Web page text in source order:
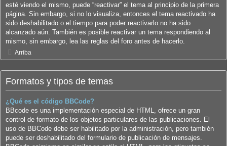
esté viendo el mismo, puede “reactivar” el tema al principio de la primera
página. Sin embargo, si no lo visualiza, entonces el tema reactivado ha
sido deshabilitado o el tiempo para poder reactivarlo no ha sido
alcanzado aún. También es posible reactivar un tema respondiendo al
mismo, sin embargo, lea las reglas del foro antes de hacerlo.
Arriba
Formatos y tipos de temas
¿Qué es el código BBCode?
BBcode es una implementación especial de HTML, ofrece un gran
control de formato de los objetos particulares de las publicaciones. El
uso de BBCode debe ser habilitado por la administración, pero también
puede ser deshabilitado del formulario de publicación de mensajes.